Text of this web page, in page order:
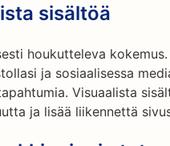
sisältöä
houkutteleva
ja sosiaalisessa
Visuaalista
ja lisää liikennettä